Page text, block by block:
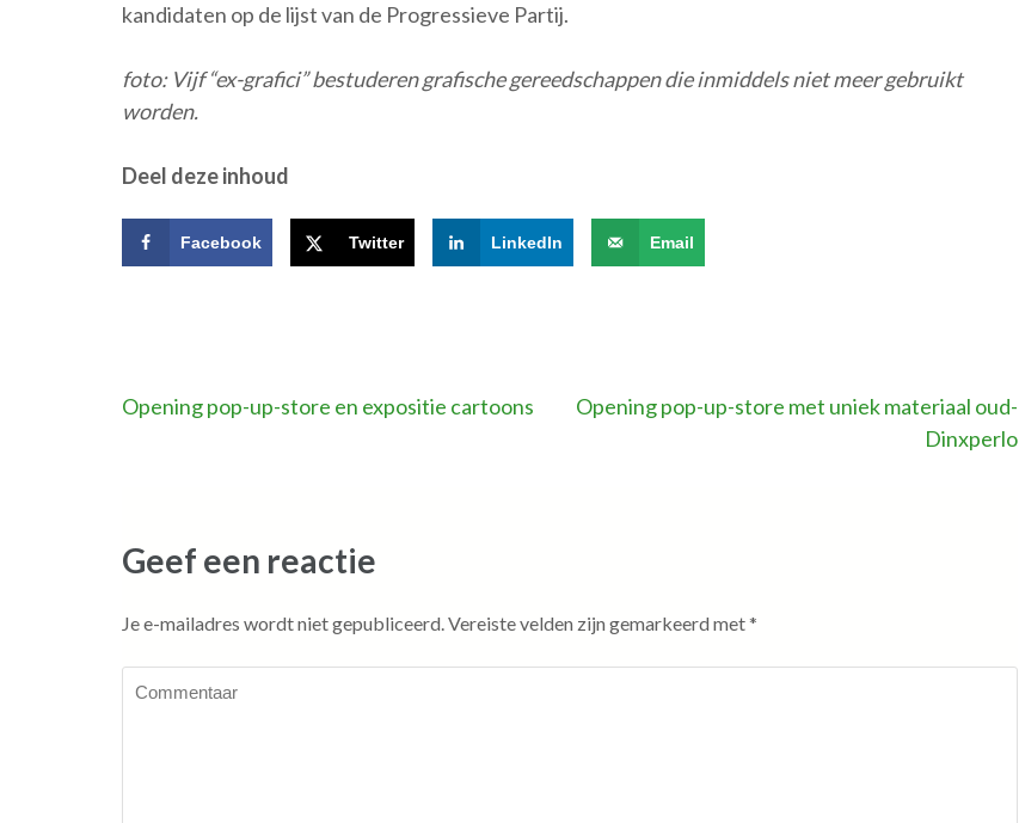
kandidaten op de lijst van de Progressieve Partij.
foto: Vijf “ex-grafici” bestuderen grafische gereedschappen die inmiddels niet meer gebruikt
worden.
Deel deze inhoud
Facebook Twitter LinkedIn Email
Bericht
Opening pop-up-store en expositie cartoons
Opening pop-up-store met uniek materiaal oud-
Dinxperlo
Geef een reactie
Je e-mailadres wordt niet gepubliceerd. Vereiste velden zijn gemarkeerd met*